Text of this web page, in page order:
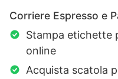
Corriere Espresso e
Stampa etichette
online
Acquista scatola